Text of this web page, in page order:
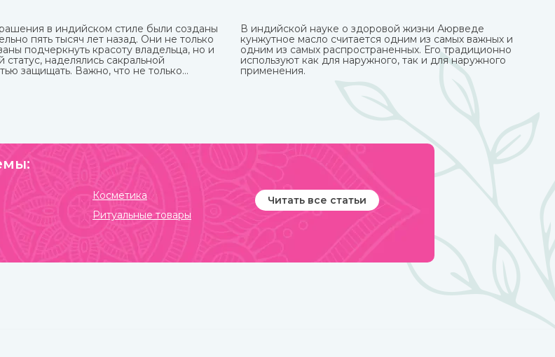
в индийском стиле были созданы
пять тысяч лет назад. Они не только
подчеркнуть красоту владельца, но и
статус, наделялись сакральной
защищать. Важно, что не только
с доставкой по всей стране.
В индийской науке о здоровой жизни Аюрведе
кунжутное масло считается одним из самых важных и
одним из самых распространенных. Его традиционно
используют как для наружного, так и для наружного
применения.
Косметика
Ритуальные товары
Читать все статьи